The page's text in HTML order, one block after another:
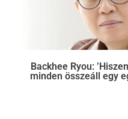
Backhee Ryou:
minden összeáll egy